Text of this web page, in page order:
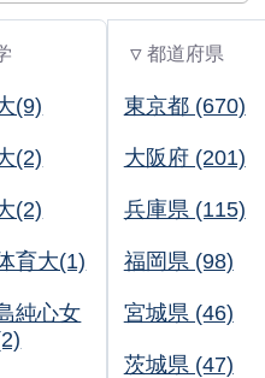
(9)
(2)
(2)
育大(1)
純心女
▽ 都道府県
東京都 (670)
大阪府 (201)
兵庫県 (115)
福岡県 (98)
宮城県 (46)
茨城県 (47)